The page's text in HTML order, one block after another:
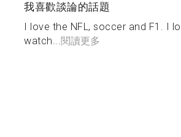
我喜歡談論的話題
I love the NFL, soccer and F1. I
watch...閱讀更多